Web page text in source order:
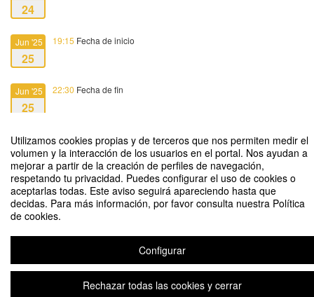
Utilizamos cookies propias y de terceros que nos permiten medir el
volumen y la interacción de los usuarios en el portal. Nos ayudan a
mejorar a partir de la creación de perfiles de navegación,
respetando tu privacidad. Puedes configurar el uso de cookies o
aceptarlas todas. Este aviso seguirá apareciendo hasta que
decidas. Para más información, por favor consulta nuestra Política
de cookies.
Configurar
Rechazar todas las cookies y cerrar
24
Jun '25
25
19:15 Fecha de inicio
Jun '25
25
22:30 Fecha de fin
Gala Premios Loyola al Emprendimiento
Organizado por Loyola Initiatives, Centro de Emprendimiento
Plataforma de organización de eventos Symposium